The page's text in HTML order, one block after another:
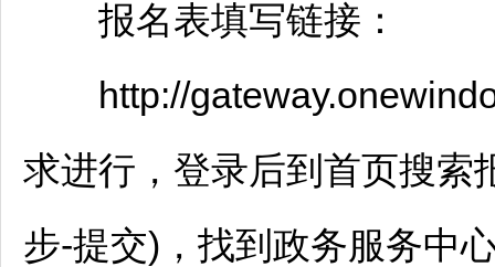
报名表填写链接：
http://
求进行，登录后到首页搜索
步-提交)，找到政务服务中